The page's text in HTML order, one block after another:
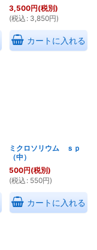
3,500円(税別)
(税込 : 3,850円)
カートに入れる
ミクロソリウム ｓｐ
（中）
500円(税別)
(税込 : 550円)
カートに入れる